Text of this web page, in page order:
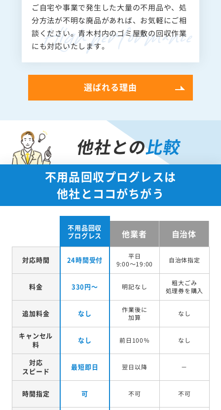
ご自宅や事業で発生した大量の不用品や、処
分方法が不明な廃品があれば、お気軽にご相
談ください。青木村内のゴミ屋敷の回収作業
にも対応いたします。
選ばれる理由
他社との比較
不用品回収プログレスは
他社とココがちがう
不用品回収
プログレス
他業者 自治体
対応時間 24時間受付
平日
9:00～19:00
自治体指定
料金 330円～ 明記なし
粗大ごみ
処理券を購入
追加料金 なし
作業後に
加算
なし
キャンセル
料
なし 前日100％ なし
対応
スピード
最短即日 翌日以降 －
時間指定 可 不可 不可